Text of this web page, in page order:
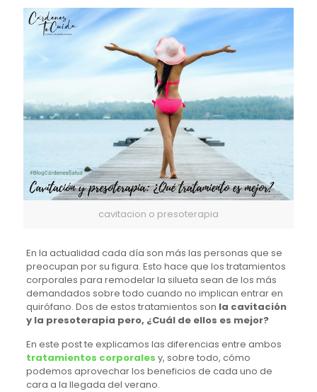
cavitacion o presoterapia
En la actualidad cada día son más las personas que se
preocupan por su figura. Esto hace que los tratamientos
corporales para remodelar la silueta sean de los más
demandados sobre todo cuando no implican entrar en
quirófano. Dos de estos tratamientos son la cavitación
y la presoterapia pero, ¿Cuál de ellos es mejor?
En este post te explicamos las diferencias entre ambos
tratamientos corporales y, sobre todo, cómo
podemos aprovechar los beneficios de cada uno de
cara a la llegada del verano.